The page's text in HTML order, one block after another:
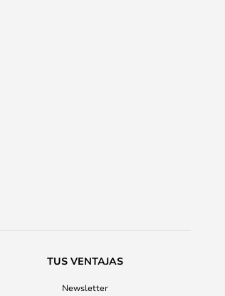
TUS VENTAJAS
Newsletter